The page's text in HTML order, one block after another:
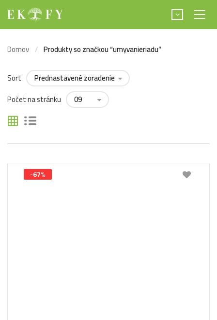
Domov Produkty so značkou “umyvanieriadu”
Sort
Počet na stránku
-67%